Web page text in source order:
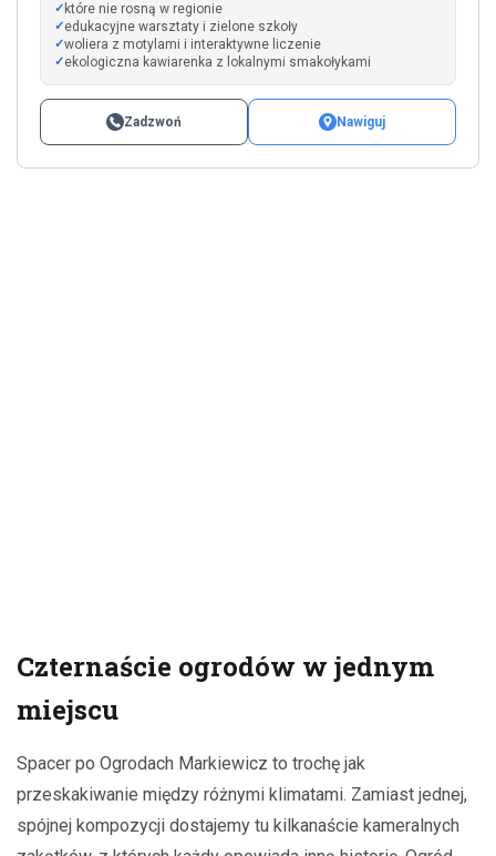
które nie rosną w regionie
edukacyjne warsztaty i zielone szkoły
woliera z motylami i interaktywne liczenie
ekologiczna kawiarenka z lokalnymi smakołykami
Zadzwoń Nawiguj
Czternaście ogrodów w jednym
miejscu
Spacer po Ogrodach Markiewicz to trochę jak
przeskakiwanie między różnymi klimatami. Zamiast jednej,
spójnej kompozycji dostajemy tu kilkanaście kameralnych